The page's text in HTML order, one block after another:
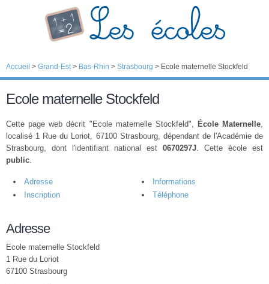
Accueil > Grand-Est> Bas-Rhin > Strasbourg > Ecole maternelle Stockfeld
Ecole maternelle Stockfeld
Cette page web décrit "Ecole maternelle Stockfeld", École Maternelle,
localisé 1 Rue du Loriot, 67100 Strasbourg, dépendant de l'Académie de
Strasbourg, dont l'identifiant national est 0670297J. Cette école est
public.
Adresse
Informations
Inscription
Téléphone
Adresse
Ecole maternelle Stockfeld
1 Rue du Loriot
67100 Strasbourg